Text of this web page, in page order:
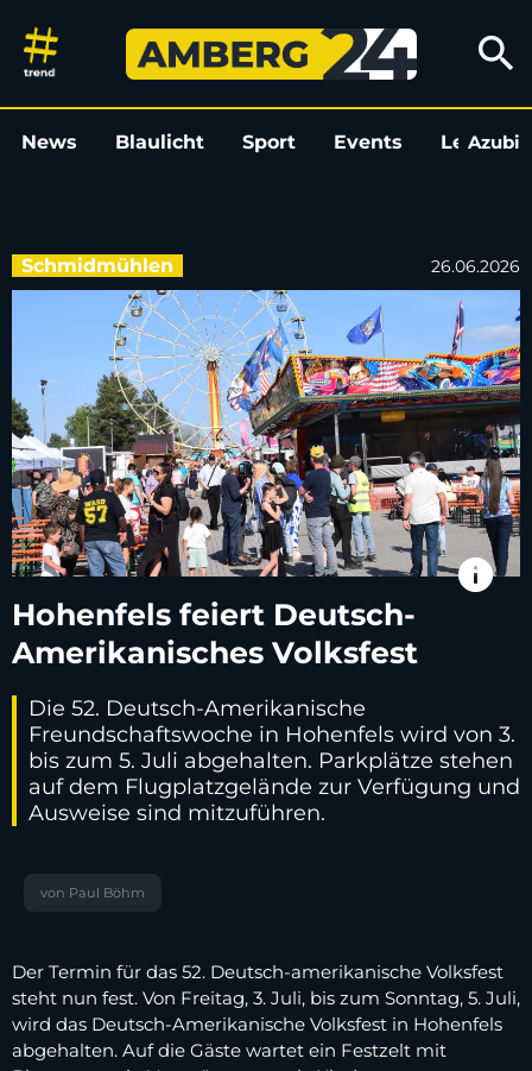
Hohenfels feiert Deutsch-
search
News Blaulicht Sport Events LeoAzubi
Schmidmühlen 26.06.2026
info
Hohenfels feiert Deutsch-
Amerikanisches Volksfest
Die 52. Deutsch-Amerikanische
Freundschaftswoche in Hohenfels wird von 3.
bis zum 5. Juli abgehalten. Parkplätze stehen
auf dem Flugplatzgelände zur Verfügung und
Ausweise sind mitzuführen.
von Paul Böhm
Der Termin für das 52. Deutsch-amerikanische Volksfest
steht nun fest. Von Freitag, 3. Juli, bis zum Sonntag, 5. Juli,
wird das Deutsch-Amerikanische Volksfest in Hohenfels
abgehalten. Auf die Gäste wartet ein Festzelt mit